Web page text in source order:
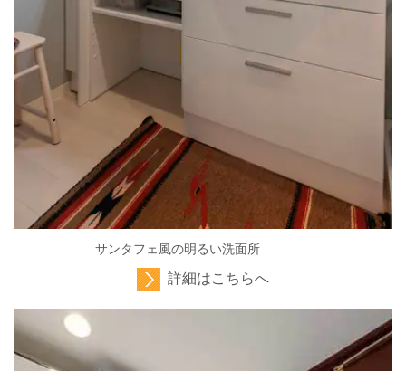
サンタフェ風の明るい洗面所
詳細はこちらへ